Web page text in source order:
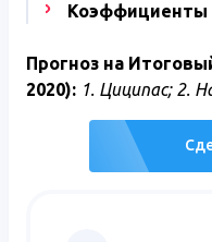
Коэффициенты
Прогноз на
2020): 1. Циципас; 2.